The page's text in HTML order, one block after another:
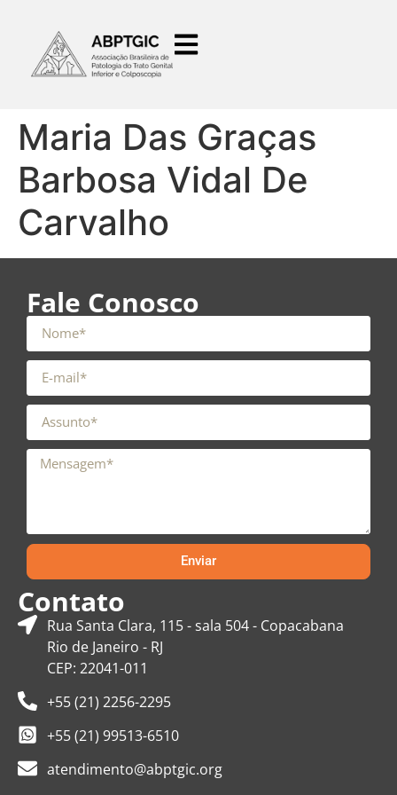
Maria Das Graças
Barbosa Vidal De
Carvalho
Fale Conosco
Enviar
Contato
Rua Santa Clara, 115 - sala 504 - Copacabana
Rio de Janeiro - RJ
CEP: 22041-011
+55 (21) 2256-2295
+55 (21) 99513-6510
atendimento@abptgic.org